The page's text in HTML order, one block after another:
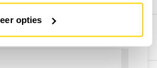
opties
ONZE
het laatste nieuws!